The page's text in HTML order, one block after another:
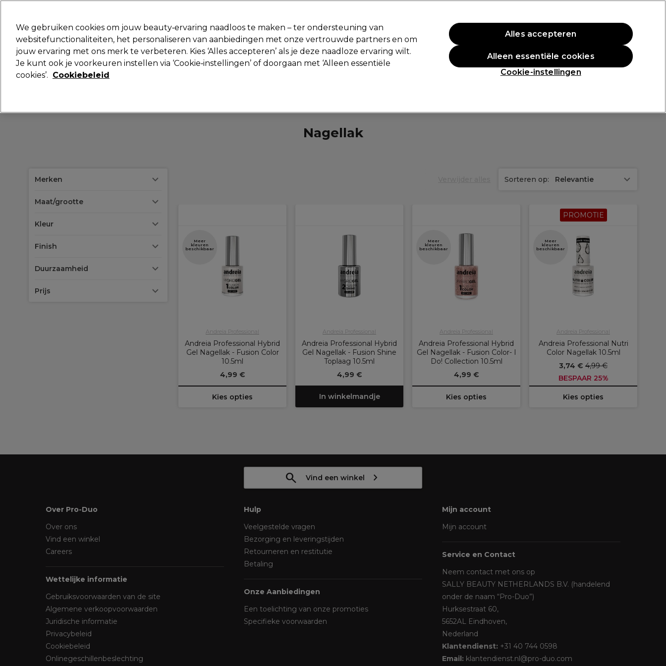
Aanmelden
Merken Deals Haar Elektra Beauty Salon interieur Mannen Vegan Nieuwe producten Professionele Awards
Volgende dag geleverd*
Nagellak
Merken
Maat/grootte
Kleur
Finish
Duurzaamheid
Prijs
Sorteren op: Relevantie
Meer
kleuren
beschikbaar
Andreia Professional
Andreia Professional Hybrid
Gel Nagellak - Fusion Color
10.5ml
4,99 €
Kies opties
Andreia Professional
Andreia Professional Hybrid
Gel Nagellak - Fusion Shine
Toplaag 10.5ml
4,99 €
In winkelmandje
Meer
kleuren
beschikbaar
Andreia Professional
Andreia Professional Hybrid
Gel Nagellak - Fusion Color- I
Do! Collection 10.5ml
4,99 €
Kies opties
PROMOTIE
Meer
kleuren
beschikbaar
Andreia Professional
Andreia Professional Nutri
Color Nagellak 10.5ml
3,74 € 4,99 €
BESPAAR 25%
Kies opties
Vind een winkel
Over Pro-Duo
Over ons
Vind een winkel
Careers
Wettelijke informatie
Gebruiksvoorwaarden van de site
Algemene verkoopvoorwaarden
Juridische informatie
Privacybeleid
Cookiebeleid
Onlinegeschillenbeslechting
Hulp
Veelgestelde vragen
Bezorging en leveringstijden
Retourneren en restitutie
Betaling
Onze Aanbiedingen
Een toelichting van onze promoties
Specifieke voorwaarden
Mijn account
Mijn account
Service en Contact
Neem contact met ons op
SALLY BEAUTY NETHERLANDS B.V. (handelend
onder de naam “Pro-Duo”)
Hurksestraat 60,
5652AL Eindhoven,
Nederland
Klantendienst: +31 40 744 0598
Email: klantendienst.nl@pro-duo.com
We gebruiken cookies om jouw beauty‑ervaring naadloos te maken – ter ondersteuning van
websitefunctionaliteiten, het personaliseren van aanbiedingen met onze vertrouwde partners en om
jouw ervaring met ons merk te verbeteren. Kies ‘Alles accepteren’ als je deze naadloze ervaring wilt.
Je kunt ook je voorkeuren instellen via ‘Cookie‑instellingen’ of doorgaan met ‘Alleen essentiële
cookies’. Cookiebeleid Cookie-instellingen
Alleen essentiële cookies
Alles accepteren